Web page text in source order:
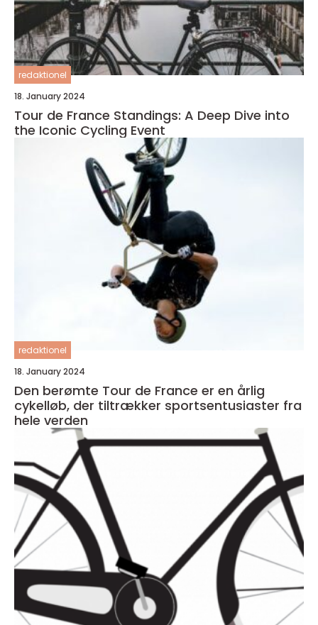
redaktionel
18. January 2024
Tour de France Standings: A Deep Dive into
the Iconic Cycling Event
redaktionel
18. January 2024
Den berømte Tour de France er en årlig
cykelløb, der tiltrækker sportsentusiaster fra
hele verden